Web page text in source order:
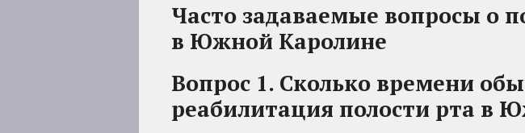
Часто задаваемые вопросы о
в Южной Каролине
Вопрос 1. Сколько времени
реабилитация полости рта в